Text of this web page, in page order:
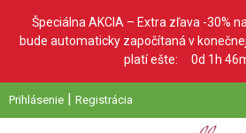
Špeciálna AKCIA – Extra zľava -30%
bude automaticky započítaná v
platí ešte: 0d 1h
Prihlásenie | Registrácia